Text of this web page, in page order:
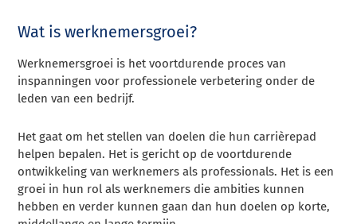
Wat is werknemersgroei?
Werknemersgroei is het voortdurende proces van
inspanningen voor professionele verbetering onder de
leden van een bedrijf.
Het gaat om het stellen van doelen die hun carrièrepad
helpen bepalen. Het is gericht op de voortdurende
ontwikkeling van werknemers als professionals. Het is een
groei in hun rol als werknemers die ambities kunnen
hebben en verder kunnen gaan dan hun doelen op korte,